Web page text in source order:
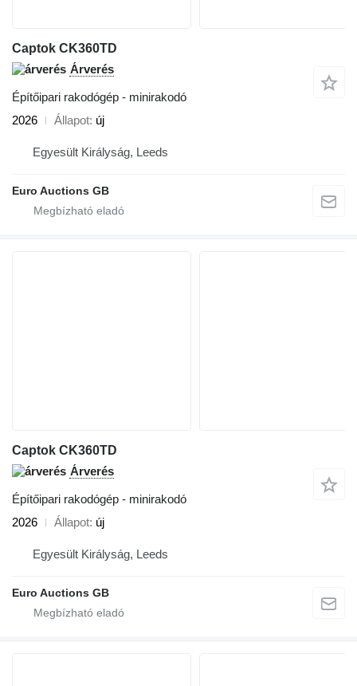
Captok CK360TD
Árverés
Építőipari rakodógép - minirakodó
2026
Állapot új
Egyesült Királyság, Leeds
Euro Auctions GB
Captok CK360TD
Árverés
Építőipari rakodógép - minirakodó
2026
Állapot új
Egyesült Királyság, Leeds
Euro Auctions GB